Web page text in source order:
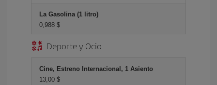
La Gasolina (1 litro)
0,988 $
Deporte y Ocio
Cine, Estreno Internacional, 1 Asiento
13,00 $